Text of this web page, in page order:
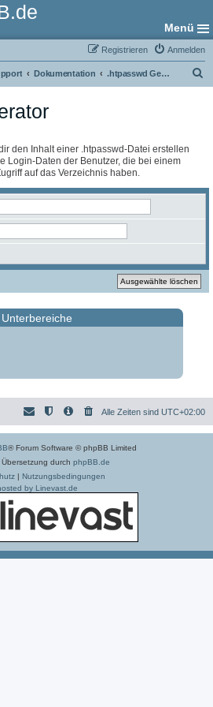
Menü
Anmelden
Registrieren
Dokumentation .htpasswd Generator
den Inhalt einer .htpasswd-Datei erstellen
Login-Daten der Benutzer, die bei einem
auf das Verzeichnis haben.
Unterbereiche
Alle Zeiten sind UTC+02:00
® Forum Software © phpBB Limited
durch phpBB.de
|
Nutzungsbedingungen
by Linevast.de